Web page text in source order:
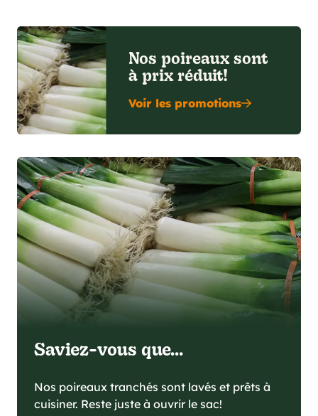
Nos poireaux sont
à prix réduit!
Voir les promotions
Saviez-vous que...
Nos poireaux tranchés sont lavés et prêts à
cuisiner. Reste juste à ouvrir le sac!